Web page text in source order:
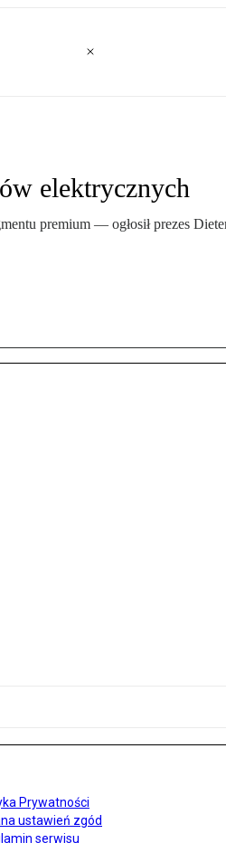
elektrycznych
premium — ogłosił prezes
Prywatności
ustawień zgód
serwisu